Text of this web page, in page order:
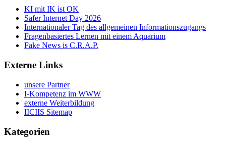
KI mit IK ist OK
Safer Internet Day 2026
Internationaler Tag des allgemeinen Informationszugangs
Fragenbasiertes Lernen mit einem Aquarium
Fake News is C.R.A.P.
Externe Links
unsere Partner
I-Kompetenz im WWW
externe Weiterbildung
IICIIS Sitemap
Kategorien